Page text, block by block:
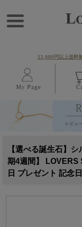
11,000円以上送料
【選べる誕生石】
期4週間】 LOVERS
日 プレゼント 記念日